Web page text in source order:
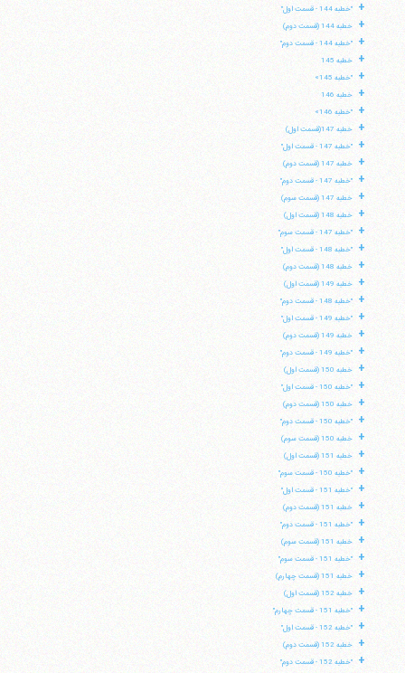
+ "خطبه 144 - قسمت اول"
+ خطبه 144 (قسمت دوم)
+ "خطبه 144 - قسمت دوم"
+ خطبه 145
+ "خطبه 145»
+ خطبه 146
+ "خطبه 146»
+ خطبه 147(قسمت اول)
+ "خطبه 147 - قسمت اول"
+ خطبه 147 (قسمت دوم)
+ "خطبه 147 - قسمت دوم"
+ خطبه 147 (قسمت سوم)
+ خطبه 148 (قسمت اول)
+ "خطبه 147 - قسمت سوم"
+ "خطبه 148 - قسمت اول"
+ خطبه 148 (قسمت دوم)
+ خطبه 149 (قسمت اول)
+ "خطبه 148 - قسمت دوم"
+ "خطبه 149 - قسمت اول"
+ خطبه 149 (قسمت دوم)
+ "خطبه 149 - قسمت دوم"
+ خطبه 150 (قسمت اول)
+ "خطبه 150 - قسمت اول"
+ خطبه 150 (قسمت دوم)
+ "خطبه 150 - قسمت دوم"
+ خطبه 150 (قسمت سوم)
+ خطبه 151 (قسمت اول)
+ "خطبه 150 - قسمت سوم"
+ "خطبه 151 - قسمت اول"
+ خطبه 151 (قسمت دوم)
+ "خطبه 151 - قسمت دوم"
+ خطبه 151 (قسمت سوم)
+ "خطبه 151 - قسمت سوم"
+ خطبه 151 (قسمت چهارم)
+ خطبه 152 (قسمت اول)
+ "خطبه 151 - قسمت چهارم"
+ "خطبه 152 - قسمت اول"
+ خطبه 152 (قسمت دوم)
+ "خطبه 152 - قسمت دوم"